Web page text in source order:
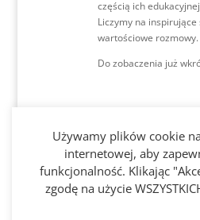
częścią ich
Liczymy na inspirujące
wartościowe rozmowy.
Do zobaczenia już
Sprawdź
Gazetkę Q2
Używamy plików cookie
internetowej, aby
funkcjonalność. Klikając
zgodę na użycie